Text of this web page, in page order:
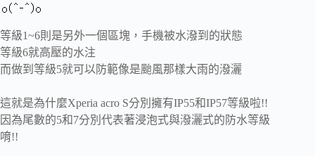
等級1~6則是另外一個區塊，手機被水潑到的狀態
等級6就高壓的水注
而做到等級5就可以防範像是颱風那樣大雨的潑灑
這就是為什麼Xperia acro S分別擁有IP55和IP57等級啦!!
因為尾數的5和7分別代表著浸泡式與潑灑式的防水等級
唷!!